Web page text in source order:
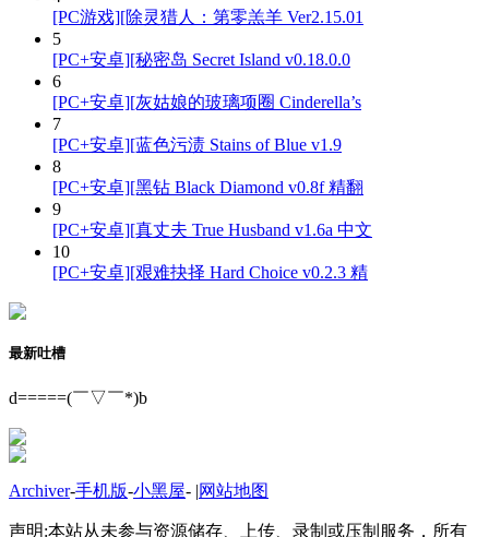
[PC游戏][除灵猎人：第零羔羊 Ver2.15.01
5
[PC+安卓][秘密岛 Secret Island v0.18.0.0
6
[PC+安卓][灰姑娘的玻璃项圈 Cinderella’s
7
[PC+安卓][蓝色污渍 Stains of Blue v1.9
8
[PC+安卓][黑钻 Black Diamond v0.8f 精翻
9
[PC+安卓][真丈夫 True Husband v1.6a 中文
10
[PC+安卓][艰难抉择 Hard Choice v0.2.3 精
最新吐槽
d=====(￣▽￣*)b
Archiver-手机版-小黑屋- |网站地图
声明:本站从未参与资源储存、上传、录制或压制服务，所有